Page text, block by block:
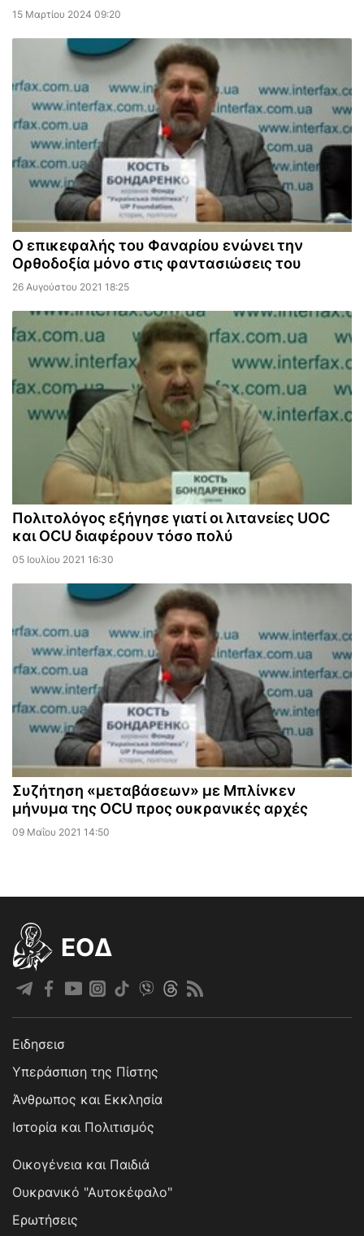
15 Μαρτίου 2024 09:20
Ο επικεφαλής του Φαναρίου ενώνει την
Ορθοδοξία μόνο στις φαντασιώσεις του
26 Αυγούστου 2021 18:25
Πολιτολόγος εξήγησε γιατί οι λιτανείες UOC
και OCU διαφέρουν τόσο πολύ
05 Ιουλίου 2021 16:30
Συζήτηση «μεταβάσεων» με Μπλίνκεν
μήνυμα της OCU προς ουκρανικές αρχές
09 Μαΐου 2021 14:50
EOΔ
Ειδησεισ
Υπεράσπιση της Πίστης
Άνθρωπος και Εκκλησία
Ιστορία και Πολιτισμός
Οικογένεια και Παιδιά
Ουκρανικό "Αυτοκέφαλο"
Ερωτήσεις